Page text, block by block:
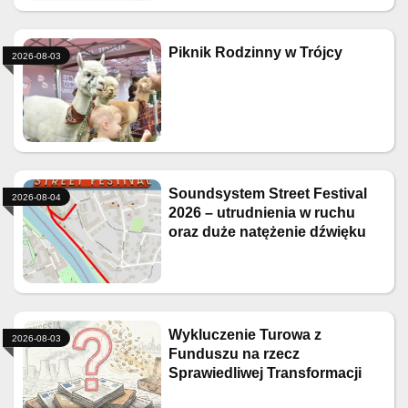
Piknik Rodzinny w Trójcy
2026-08-03
Soundsystem Street Festival
2026 – utrudnienia w ruchu
oraz duże natężenie dźwięku
2026-08-04
Wykluczenie Turowa z
Funduszu na rzecz
Sprawiedliwej Transformacji
2026-08-03